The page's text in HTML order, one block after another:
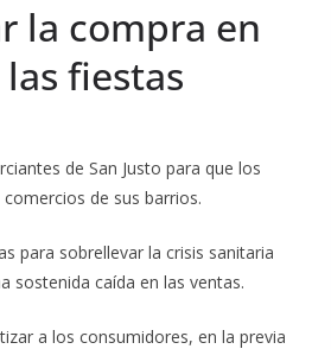
la compra en
fiestas
de San Justo para que los
de sus barrios.
para sobrellevar la crisis sanitaria
sostenida caída en las ventas.
a los consumidores, en la previa